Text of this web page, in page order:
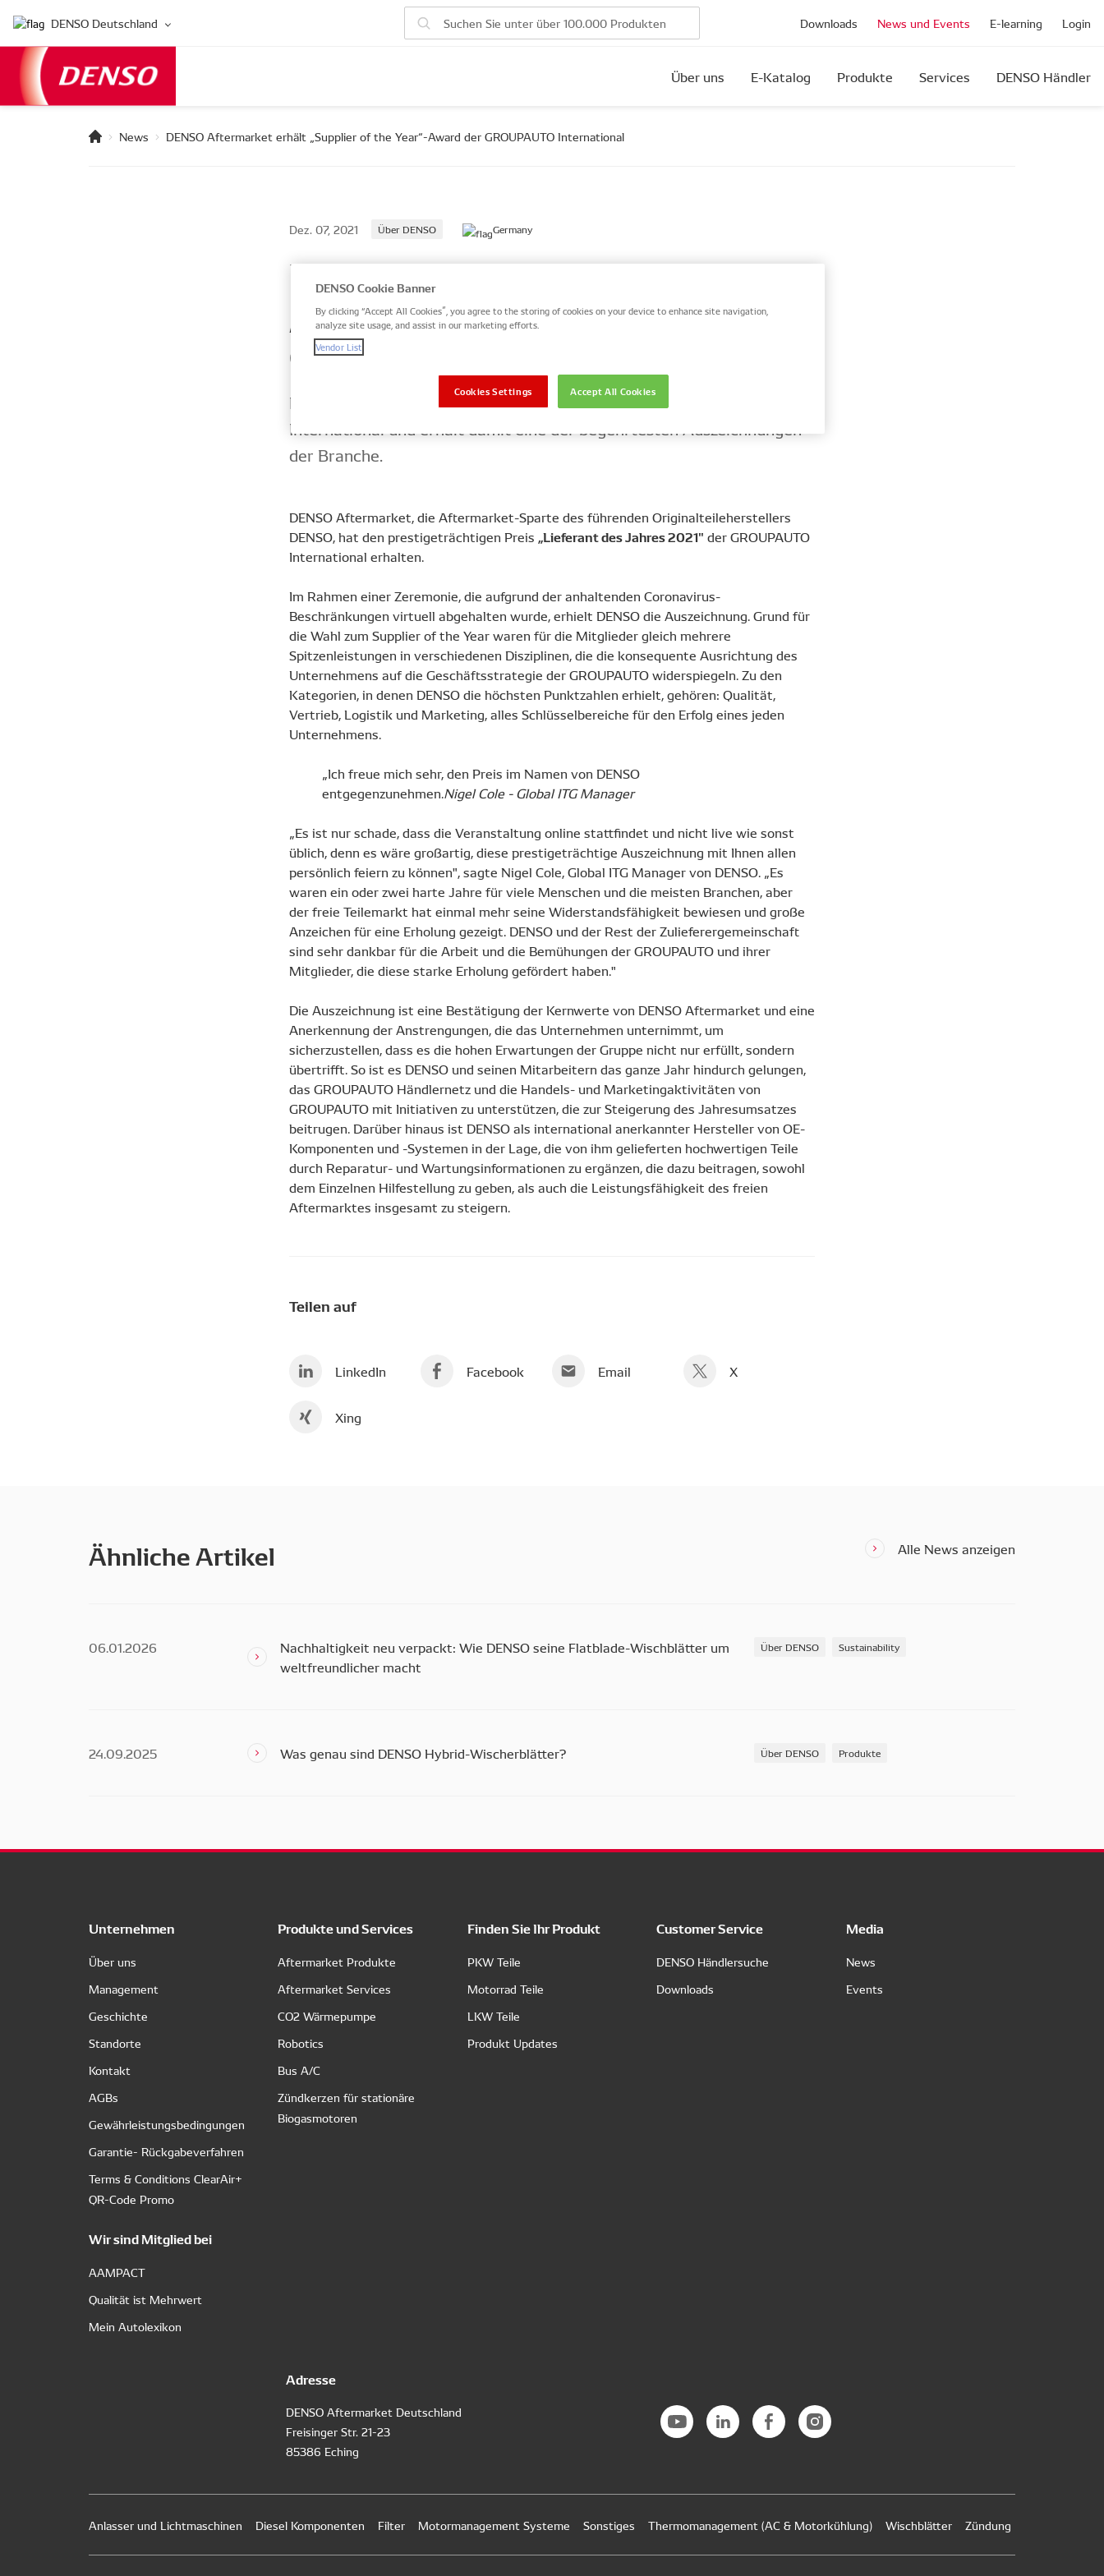
DENSO Deutschland Downloads News und Events E-learning Login
Über uns E-Katalog Produkte Services DENSO Händler
News DENSO Aftermarket erhält „Supplier of the Year“-Award der GROUPAUTO International
Dez. 07, 2021 Über DENSO Germany
DENSO Aftermarket erhält
„Supplier of the Year“-Award der
GROUPAUTO International
DENSO Aftermarket gewinnt Lieferantenpreis der GroupAuto
International und erhält damit eine der begehrtesten Auszeichnungen
der Branche.
DENSO Aftermarket, die Aftermarket-Sparte des führenden Originalteileherstellers
DENSO, hat den prestigeträchtigen Preis „Lieferant des Jahres 2021" der GROUPAUTO
International erhalten.
Im Rahmen einer Zeremonie, die aufgrund der anhaltenden Coronavirus-
Beschränkungen virtuell abgehalten wurde, erhielt DENSO die Auszeichnung. Grund für
die Wahl zum Supplier of the Year waren für die Mitglieder gleich mehrere
Spitzenleistungen in verschiedenen Disziplinen, die die konsequente Ausrichtung des
Unternehmens auf die Geschäftsstrategie der GROUPAUTO widerspiegeln. Zu den
Kategorien, in denen DENSO die höchsten Punktzahlen erhielt, gehören: Qualität,
Vertrieb, Logistik und Marketing, alles Schlüsselbereiche für den Erfolg eines jeden
Unternehmens.
„Ich freue mich sehr, den Preis im Namen von DENSO
entgegenzunehmen.Nigel Cole - Global ITG Manager
„Es ist nur schade, dass die Veranstaltung online stattfindet und nicht live wie sonst
üblich, denn es wäre großartig, diese prestigeträchtige Auszeichnung mit Ihnen allen
persönlich feiern zu können", sagte Nigel Cole, Global ITG Manager von DENSO. „Es
waren ein oder zwei harte Jahre für viele Menschen und die meisten Branchen, aber
der freie Teilemarkt hat einmal mehr seine Widerstandsfähigkeit bewiesen und große
Anzeichen für eine Erholung gezeigt. DENSO und der Rest der Zulieferergemeinschaft
sind sehr dankbar für die Arbeit und die Bemühungen der GROUPAUTO und ihrer
Mitglieder, die diese starke Erholung gefördert haben."
Die Auszeichnung ist eine Bestätigung der Kernwerte von DENSO Aftermarket und eine
Anerkennung der Anstrengungen, die das Unternehmen unternimmt, um
sicherzustellen, dass es die hohen Erwartungen der Gruppe nicht nur erfüllt, sondern
übertrifft. So ist es DENSO und seinen Mitarbeitern das ganze Jahr hindurch gelungen,
das GROUPAUTO Händlernetz und die Handels- und Marketingaktivitäten von
GROUPAUTO mit Initiativen zu unterstützen, die zur Steigerung des Jahresumsatzes
beitrugen. Darüber hinaus ist DENSO als international anerkannter Hersteller von OE-
Komponenten und -Systemen in der Lage, die von ihm gelieferten hochwertigen Teile
durch Reparatur- und Wartungsinformationen zu ergänzen, die dazu beitragen, sowohl
dem Einzelnen Hilfestellung zu geben, als auch die Leistungsfähigkeit des freien
Aftermarktes insgesamt zu steigern.
Teilen auf
LinkedIn Facebook Email X
Xing
Ähnliche Artikel Alle News anzeigen
06.01.2026
Nachhaltigkeit neu verpackt: Wie DENSO seine Flatblade-Wischblätter um
weltfreundlicher macht
Über DENSO Sustainability
24.09.2025 Was genau sind DENSO Hybrid-Wischerblätter? Über DENSO Produkte
Unternehmen
Über uns
Management
Geschichte
Standorte
Kontakt
AGBs
Gewährleistungsbedingungen
Garantie- Rückgabeverfahren
Terms & Conditions ClearAir+
QR-Code Promo
Produkte und Services
Aftermarket Produkte
Aftermarket Services
CO2 Wärmepumpe
Robotics
Bus A/C
Zündkerzen für stationäre
Biogasmotoren
Finden Sie Ihr Produkt
PKW Teile
Motorrad Teile
LKW Teile
Produkt Updates
Customer Service
DENSO Händlersuche
Downloads
Media
News
Events
Wir sind Mitglied bei
AAMPACT
Qualität ist Mehrwert
Mein Autolexikon
Adresse
DENSO Aftermarket Deutschland
Freisinger Str. 21-23
85386 Eching
Anlasser und Lichtmaschinen Diesel Komponenten Filter Motormanagement Systeme Sonstiges Thermomanagement (AC & Motorkühlung) Wischblätter Zündung
DENSO Cookie Banner
By clicking “Accept All Cookies”, you agree to the storing of cookies on your device to enhance site navigation,
analyze site usage, and assist in our marketing efforts.
Vendor List
Accept All Cookies
Cookies Settings